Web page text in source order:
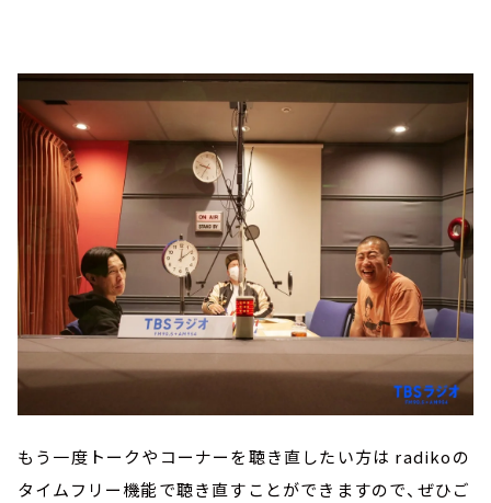
もう一度トークやコーナーを聴き直したい方は radikoの
タイムフリー機能で聴き直すことができますので、ぜひご